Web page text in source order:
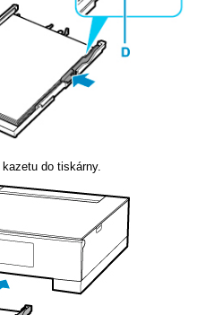
kazetu dotiskárny.